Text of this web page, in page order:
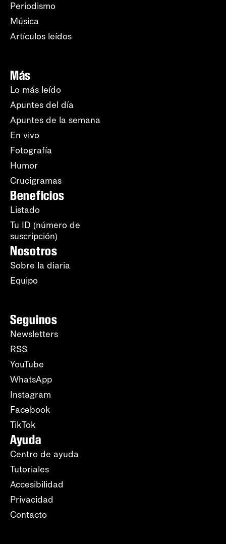
Periodismo
Música
Artículos leídos
Más
Lo más leído
Apuntes del día
Apuntes de la semana
En vivo
Fotografía
Humor
Crucigramas
Beneficios
Listado
Tu ID (número de
suscripción)
Nosotros
Sobre la diaria
Equipo
Seguinos
Newsletters
RSS
YouTube
WhatsApp
Instagram
Facebook
TikTok
Ayuda
Centro de ayuda
Tutoriales
Accesibilidad
Privacidad
Contacto